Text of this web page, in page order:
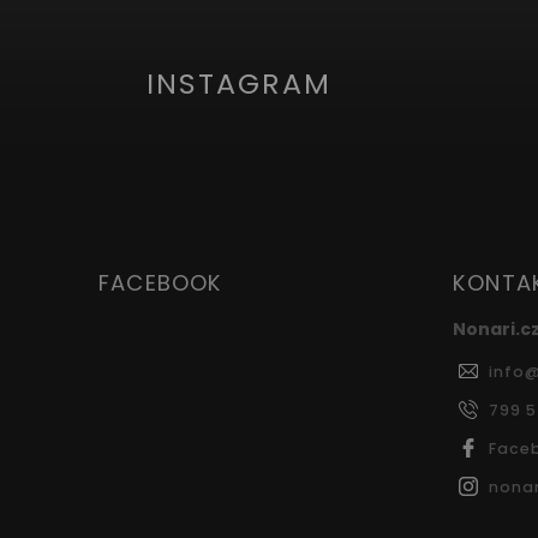
INSTAGRAM
FACEBOOK
Nonari.cz
info@
799